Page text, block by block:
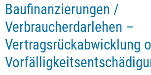
Baufinanzierungen /
Verbraucherdarlehen –
Vertragsrückabwicklung